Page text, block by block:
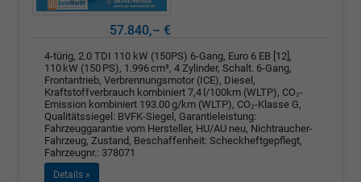
57.840,– €
4-türig, 2.0 TDI 110 kW (150PS) 6-Gang, Euro 6 EB [12],
110 kW (150 PS), 1.996 cm³, 4 Zylinder, Schalt. 6-Gang,
Frontantrieb, Verbrennungsmotor (ICE), Diesel,
Kraftstoffverbrauch kombiniert 7,4 l/100km (WLTP), CO₂-
Emission kombiniert 193.00 g/km (WLTP), CO₂-Klasse G,
Qualitätssiegel: BVFK-Siegel, Garantieleistung:
Fahrzeuggarantie vom Hersteller, HU/AU neu, Nichtraucher-
Fahrzeug, Zustand, Beschaffenheit: Scheckheftgepflegt,
Fahrzeugnr.: 378071
Details »